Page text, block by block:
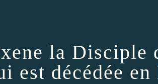
la Disciple
est décédée en